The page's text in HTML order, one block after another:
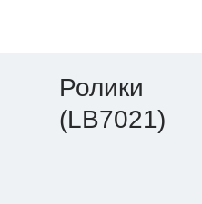
Ролики
(LB7021)